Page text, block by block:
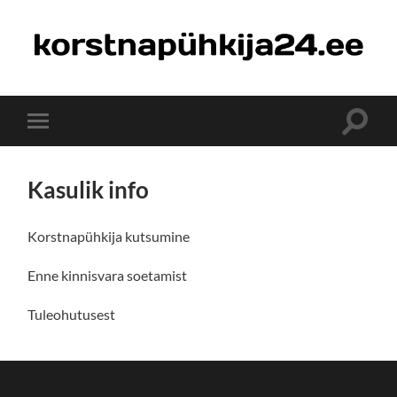
Toggle
mobile
Toggle
Kasulik info
Korstnapühkija kutsumine
Enne kinnisvara soetamist
Tuleohutusest